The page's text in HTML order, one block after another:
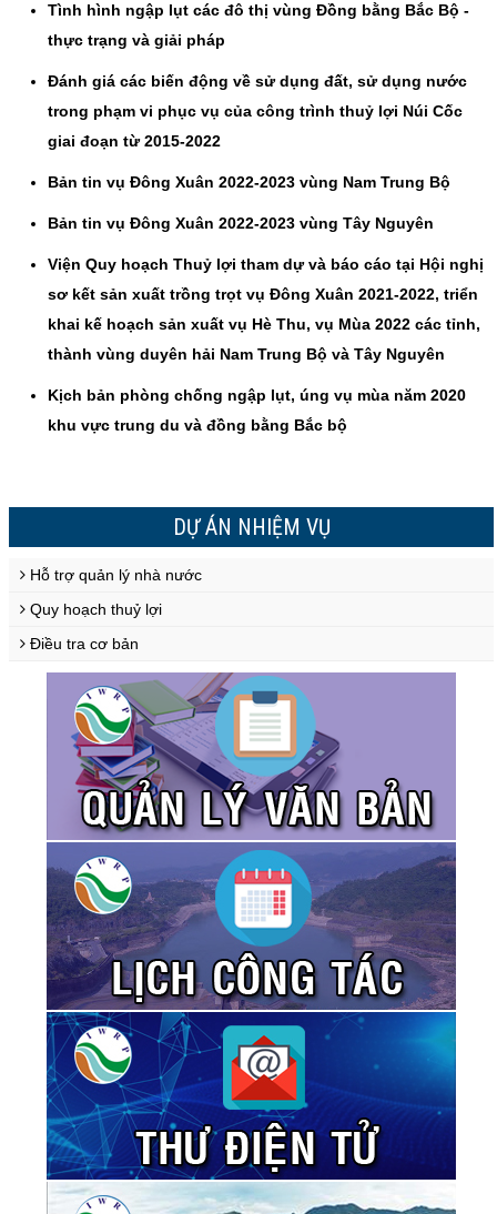
Tình hình ngập lụt các đô thị vùng Đồng bằng Bắc Bộ -
thực trạng và giải pháp
Đánh giá các biến động về sử dụng đất, sử dụng nước
trong phạm vi phục vụ của công trình thuỷ lợi Núi Cốc
giai đoạn từ 2015-2022
Bản tin vụ Đông Xuân 2022-2023 vùng Nam Trung Bộ
Bản tin vụ Đông Xuân 2022-2023 vùng Tây Nguyên
Viện Quy hoạch Thuỷ lợi tham dự và báo cáo tại Hội nghị
sơ kết sản xuất trồng trọt vụ Đông Xuân 2021-2022, triển
khai kế hoạch sản xuất vụ Hè Thu, vụ Mùa 2022 các tỉnh,
thành vùng duyên hải Nam Trung Bộ và Tây Nguyên
Kịch bản phòng chống ngập lụt, úng vụ mùa năm 2020
khu vực trung du và đồng bằng Bắc bộ
DỰ ÁN NHIỆM VỤ
Hỗ trợ quản lý nhà nước
Quy hoạch thuỷ lợi
Điều tra cơ bản